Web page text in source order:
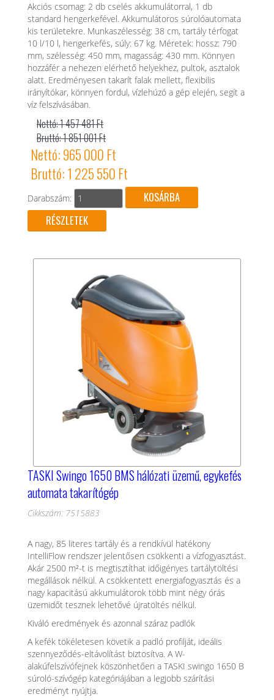
Akciós csomag: 2 db cselés akkumulátorral, 1 db
standard hengerkefével. Akkumulátoros súrolóautomata
kis területekre. Munkaszélesség: 38 cm, tartály térfogat
10 l/10 l, hengerkefés, súly: 67 kg. Méretek: hossz: 790
mm, szélesség: 450 mm, magasság: 430 mm. Könnyen
hozzáfér a nehezen elérhető helyekhez, pultok, asztalok
alatt. Eredményesen takarít falak mellett, flexibilis
irányítókar, könnyen fordul, vízlehúzó a gép elején, segít a
víz felszívásában.
Nettó: 1 457 481 Ft
Bruttó: 1 851 001 Ft
Nettó: 965 000 Ft
Bruttó: 1 225 550 Ft
Darabszám:
RÉSZLETEK
TASKI Swingo 1650 BMS hálózati üzemű, egykefés
automata takarítógép
Cikkszám: 7515883
A nagy, 85 literes tartály és a rendkívül hatékony
IntelliFlow rendszer jelentősen csökkenti a vízfogyasztást.
Akár 2500 m²-t is megtisztíthat időigényes tartálytöltési
megállások nélkül. A csökkentett energiafogyasztás és a
nagy kapacitású akkumulátorok több mint négy órás
üzemidőt tesznek lehetővé újratöltés nélkül.
Kiváló eredmények és azonnal száraz padlók
A kefék tökéletesen követik a padló profilját, ideális
szennyeződés-eltávolítást biztosítva. A W-
alakúfelszívófejnek köszönhetően a TASKI swingo 1650 B
súroló-szívógép kategóriájában a legjobb szárítási
eredményt nyújtja.